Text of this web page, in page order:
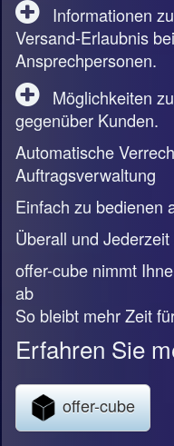
Informationen
Versand-Erlaubnis
Ansprechpersonen.
Möglichkeiten
gegenüber Kunden.
Automatische
Auftragsverwaltung
Einfach zu bedienen
Überall und
offer-cube nimmt
ab
So bleibt mehr Zeit
Erfahren Sie
offer-cube